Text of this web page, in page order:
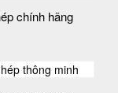
chính hãng